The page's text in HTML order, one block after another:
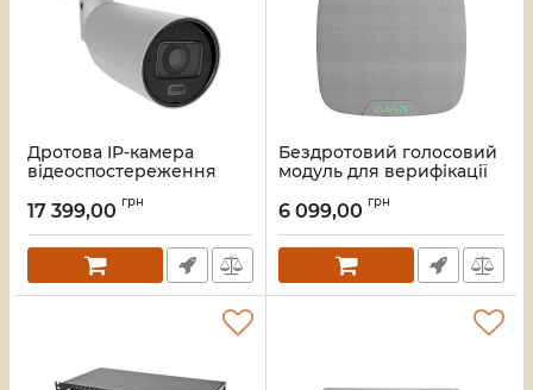
Дротова IP-камера
відеоспостереження
Mp) White
Артикул:45_000063788
17 399,00 грн
Бездротовий голосовий
модуль для верифікації
SpeakerPhone Jeweller
Артикул:45_000052321
6 099,00 грн